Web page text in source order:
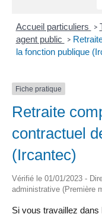
Accueil particuliers >
agent public
>
la fonction publique
Fiche pratique
Retraite
contractuel
(Ircantec)
Vérifié le 01/01/2023 -
administrative (Première
Si vous travaillez dans